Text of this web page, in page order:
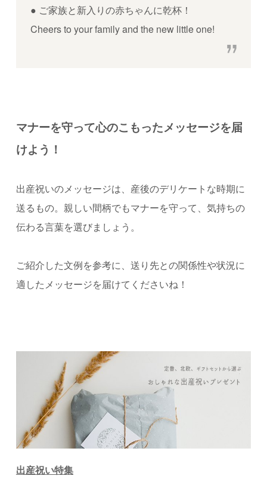
● ご家族と新入りの赤ちゃんに乾杯！
Cheers to your family and the new little one!
マナーを守って心のこもったメッセージを届
けよう！
出産祝いのメッセージは、産後のデリケートな時期に
送るもの。親しい間柄でもマナーを守って、気持ちの
伝わる言葉を選びましょう。
ご紹介した文例を参考に、送り先との関係性や状況に
適したメッセージを届けてくださいね！
出産祝い特集